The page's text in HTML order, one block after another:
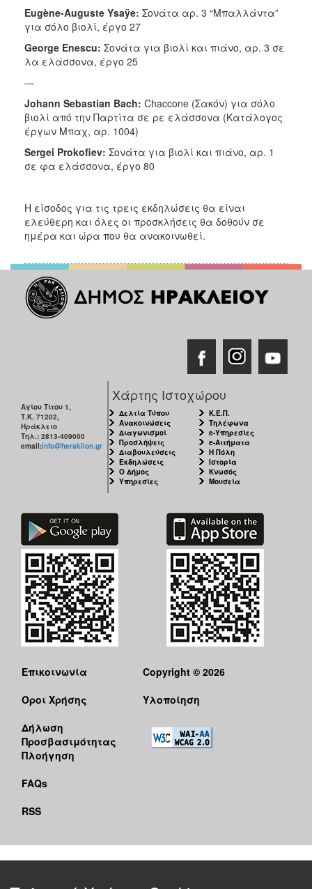
Eugène-Auguste Ysaÿe: Σονάτα αρ. 3 “Μπαλλάντα”
για σόλο βιολί, έργο 27
George Enescu: Σονάτα για βιολί και πιάνο, αρ. 3 σε
λα ελάσσονα, έργο 25
—
Johann Sebastian Bach: Chaccone (Σακόν) για σόλο
βιολί από την Παρτίτα σε ρε ελάσσονα (Κατάλογος
έργων Μπαχ, αρ. 1004)
Sergei Prokofiev: Σονάτα για βιολί και πιάνο, αρ. 1
σε φα ελάσσονα, έργο 80
Η είσοδος για τις τρεις εκδηλώσεις θα είναι
ελεύθερη και όλες οι προσκλήσεις θα δοθούν σε
ημέρα και ώρα που θα ανακοινωθεί.
Αγίου Τίτου 1,
Τ.Κ. 71202,
Ηράκλειο
Τηλ.: 2813-409000
email:info@heraklion.gr
Χάρτης Ιστοχώρου
Δελτία Τύπου
Ανακοινώσεις
Διαγωνισμοί
Προσλήψεις
Διαβουλεύσεις
Εκδηλώσεις
Ο Δήμος
Υπηρεσίες
Κ.Ε.Π.
Τηλέφωνα
e-Υπηρεσίες
e-Αιτήματα
Η Πόλη
Ιστορία
Κνωσός
Μουσεία
Επικοινωνία
Όροι Χρήσης
Δήλωση
Προσβασιμότητας
Πλοήγηση
FAQs
RSS
Copyright © 2026
Υλοποίηση